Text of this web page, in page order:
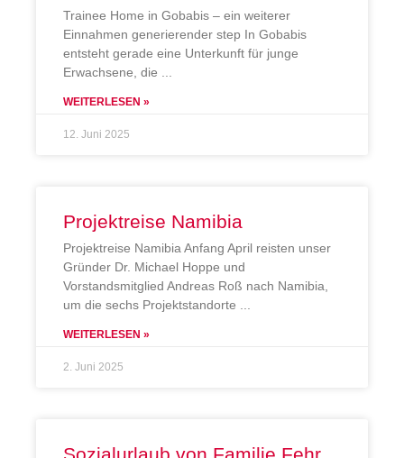
Trainee Home in Gobabis – ein weiterer
Einnahmen generierender step In Gobabis
entsteht gerade eine Unterkunft für junge
Erwachsene, die
WEITERLESEN »
12. Juni 2025
Projektreise Namibia
Projektreise Namibia Anfang April reisten unser
Gründer Dr. Michael Hoppe und
Vorstandsmitglied Andreas Roß nach Namibia,
um die sechs Projektstandorte
WEITERLESEN »
2. Juni 2025
Sozialurlaub von Familie Fehr